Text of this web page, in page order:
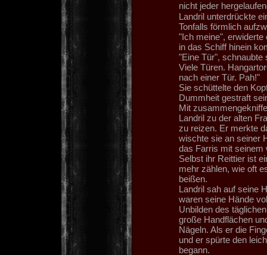
nicht jeder
Landril unterdrückte
Tonfalls förmlich
"Ich meine", erwiderte
in das Schiff hinein
"Eine Tür", schnaubte
Viele Türen.
nach einer Tür. Pah!"
Sie schüttelte den
Dummheit gestraft
Mit
Landril zu der alten
zu reizen. Er merkte
wischte sie an seiner
das Farris mit seinem
Selbst ihr Reittier ist
mehr zählen, wie oft
beißen.
Landril sah auf seine
waren seine Hände
Unbilden des
große Handflächen
Nägeln. Als er die
und er spürte den
begann.